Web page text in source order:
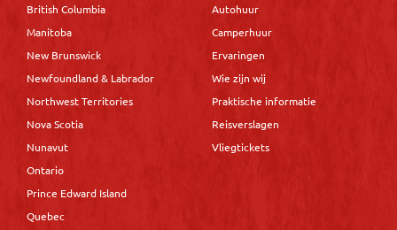
British Columbia
Manitoba
New Brunswick
Newfoundland & Labrador
Northwest Territories
Nova Scotia
Nunavut
Ontario
Prince Edward Island
Quebec
Autohuur
Camperhuur
Ervaringen
Wie zijn wij
Praktische informatie
Reisverslagen
Vliegtickets